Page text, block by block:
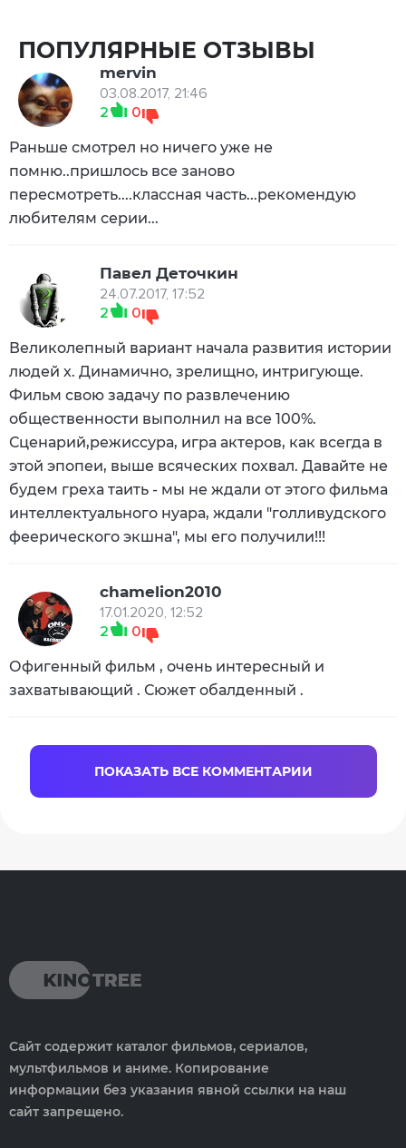
ПОПУЛЯРНЫЕ ОТЗЫВЫ
mervin
03.08.2017, 21:46
2
0
Раньше смотрел но ничего уже не
помню..пришлось все заново
пересмотреть....классная часть...рекомендую
любителям серии...
Павел Деточкин
24.07.2017, 17:52
2
0
Великолепный вариант начала развития истории
людей х. Динамично, зрелищно, интригующе.
Фильм свою задачу по развлечению
общественности выполнил на все 100%.
Сценарий,режиссура, игра актеров, как всегда в
этой эпопеи, выше всяческих похвал. Давайте не
будем греха таить - мы не ждали от этого фильма
интеллектуального нуара, ждали "голливудского
феерического экшна", мы его получили!!!
chamelion2010
17.01.2020, 12:52
2
0
Офигенный фильм , очень интересный и
захватывающий . Сюжет обалденный .
ПОКАЗАТЬ ВСЕ КОММЕНТАРИИ
Сайт содержит каталог фильмов, сериалов,
мультфильмов и аниме. Копирование
информации без указания явной ссылки на наш
сайт запрещено.